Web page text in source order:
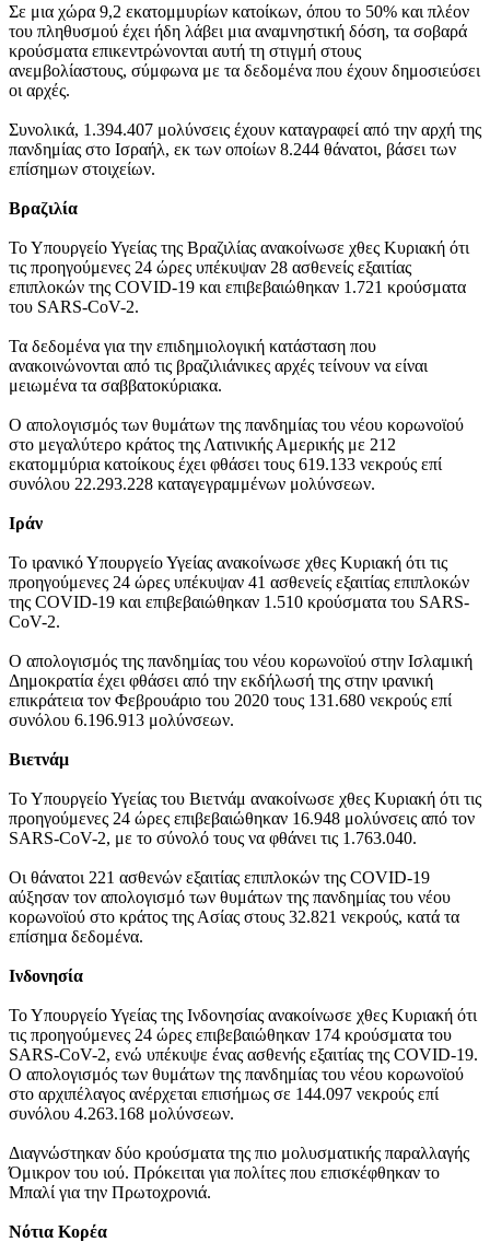
Σε μια χώρα 9,2 εκατομμυρίων κατοίκων, όπου το 50% και πλέον
του πληθυσμού έχει ήδη λάβει μια αναμνηστική δόση, τα σοβαρά
κρούσματα επικεντρώνονται αυτή τη στιγμή στους
ανεμβολίαστους, σύμφωνα με τα δεδομένα που έχουν δημοσιεύσει
οι αρχές.
Συνολικά, 1.394.407 μολύνσεις έχουν καταγραφεί από την αρχή της
πανδημίας στο Ισραήλ, εκ των οποίων 8.244 θάνατοι, βάσει των
επίσημων στοιχείων.
Βραζιλία
Το Υπουργείο Υγείας της Βραζιλίας ανακοίνωσε χθες Κυριακή ότι
τις προηγούμενες 24 ώρες υπέκυψαν 28 ασθενείς εξαιτίας
επιπλοκών της COVID-19 και επιβεβαιώθηκαν 1.721 κρούσματα
του SARS-CoV-2.
Τα δεδομένα για την επιδημιολογική κατάσταση που
ανακοινώνονται από τις βραζιλιάνικες αρχές τείνουν να είναι
μειωμένα τα σαββατοκύριακα.
Ο απολογισμός των θυμάτων της πανδημίας του νέου κορωνοϊού
στο μεγαλύτερο κράτος της Λατινικής Αμερικής με 212
εκατομμύρια κατοίκους έχει φθάσει τους 619.133 νεκρούς επί
συνόλου 22.293.228 καταγεγραμμένων μολύνσεων.
Ιράν
Το ιρανικό Υπουργείο Υγείας ανακοίνωσε χθες Κυριακή ότι τις
προηγούμενες 24 ώρες υπέκυψαν 41 ασθενείς εξαιτίας επιπλοκών
της COVID-19 και επιβεβαιώθηκαν 1.510 κρούσματα του SARS-
CoV-2.
Ο απολογισμός της πανδημίας του νέου κορωνοϊού στην Ισλαμική
Δημοκρατία έχει φθάσει από την εκδήλωσή της στην ιρανική
επικράτεια τον Φεβρουάριο του 2020 τους 131.680 νεκρούς επί
συνόλου 6.196.913 μολύνσεων.
Βιετνάμ
Το Υπουργείο Υγείας του Βιετνάμ ανακοίνωσε χθες Κυριακή ότι τις
προηγούμενες 24 ώρες επιβεβαιώθηκαν 16.948 μολύνσεις από τον
SARS-CoV-2, με το σύνολό τους να φθάνει τις 1.763.040.
Οι θάνατοι 221 ασθενών εξαιτίας επιπλοκών της COVID-19
αύξησαν τον απολογισμό των θυμάτων της πανδημίας του νέου
κορωνοϊού στο κράτος της Ασίας στους 32.821 νεκρούς, κατά τα
επίσημα δεδομένα.
Ινδονησία
Το Υπουργείο Υγείας της Ινδονησίας ανακοίνωσε χθες Κυριακή ότι
τις προηγούμενες 24 ώρες επιβεβαιώθηκαν 174 κρούσματα του
SARS-CoV-2, ενώ υπέκυψε ένας ασθενής εξαιτίας της COVID-19.
Ο απολογισμός των θυμάτων της πανδημίας του νέου κορωνοϊού
στο αρχιπέλαγος ανέρχεται επισήμως σε 144.097 νεκρούς επί
συνόλου 4.263.168 μολύνσεων.
Διαγνώστηκαν δύο κρούσματα της πιο μολυσματικής παραλλαγής
Όμικρον του ιού. Πρόκειται για πολίτες που επισκέφθηκαν το
Μπαλί για την Πρωτοχρονιά.
Νότια Κορέα